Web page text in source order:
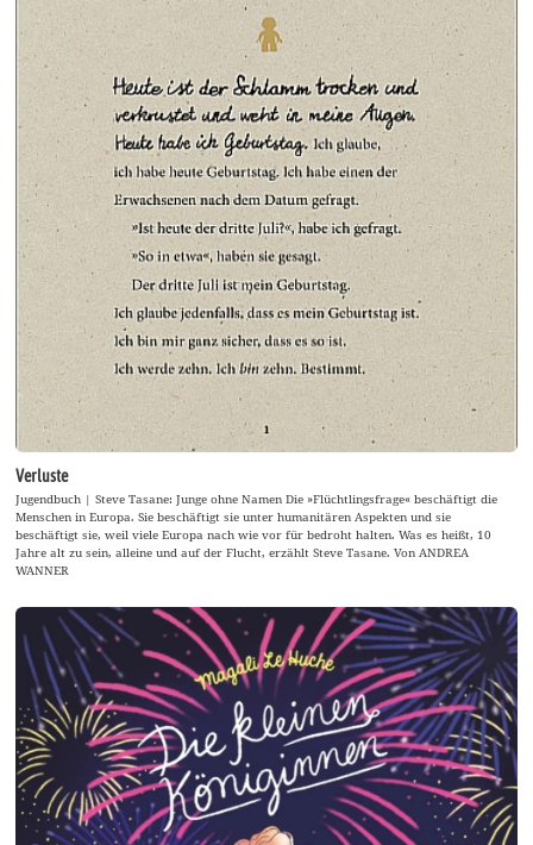
Verluste
Jugendbuch | Steve Tasane: Junge ohne Namen Die »Flüchtlingsfrage« beschäftigt die
Menschen in Europa. Sie beschäftigt sie unter humanitären Aspekten und sie
beschäftigt sie, weil viele Europa nach wie vor für bedroht halten. Was es heißt, 10
Jahre alt zu sein, alleine und auf der Flucht, erzählt Steve Tasane. Von ANDREA
WANNER